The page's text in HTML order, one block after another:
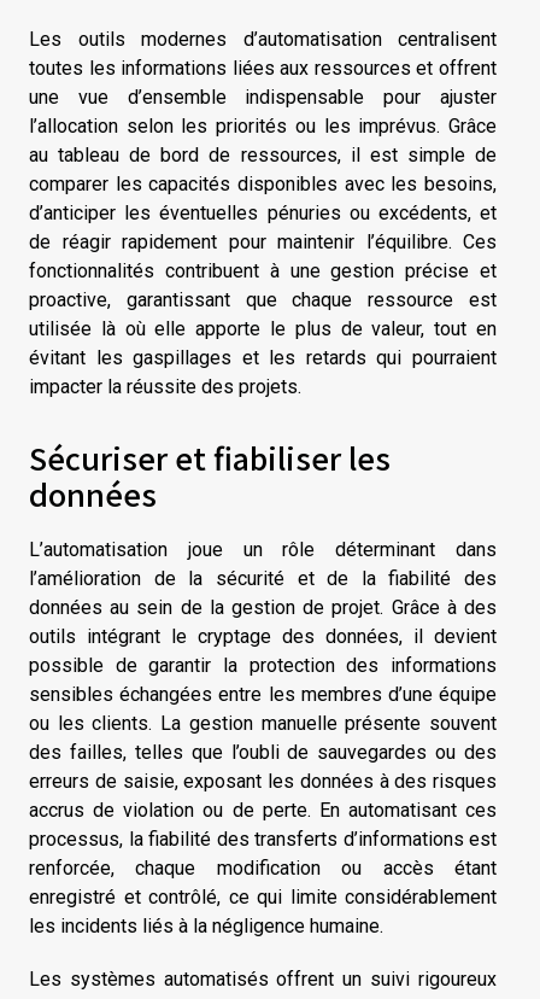
Les outils modernes d’automatisation centralisent
toutes les informations liées aux ressources et offrent
une vue d’ensemble indispensable pour ajuster
l’allocation selon les priorités ou les imprévus. Grâce
au tableau de bord de ressources, il est simple de
comparer les capacités disponibles avec les besoins,
d’anticiper les éventuelles pénuries ou excédents, et
de réagir rapidement pour maintenir l’équilibre. Ces
fonctionnalités contribuent à une gestion précise et
proactive, garantissant que chaque ressource est
utilisée là où elle apporte le plus de valeur, tout en
évitant les gaspillages et les retards qui pourraient
impacter la réussite des projets.
Sécuriser et fiabiliser les
données
L’automatisation joue un rôle déterminant dans
l’amélioration de la sécurité et de la fiabilité des
données au sein de la gestion de projet. Grâce à des
outils intégrant le cryptage des données, il devient
possible de garantir la protection des informations
sensibles échangées entre les membres d’une équipe
ou les clients. La gestion manuelle présente souvent
des failles, telles que l’oubli de sauvegardes ou des
erreurs de saisie, exposant les données à des risques
accrus de violation ou de perte. En automatisant ces
processus, la fiabilité des transferts d’informations est
renforcée, chaque modification ou accès étant
enregistré et contrôlé, ce qui limite considérablement
les incidents liés à la négligence humaine.
Les systèmes automatisés offrent un suivi rigoureux